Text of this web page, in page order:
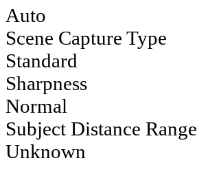
Auto
Scene Capture Type
Standard
Sharpness
Normal
Subject Distance Range
Unknown